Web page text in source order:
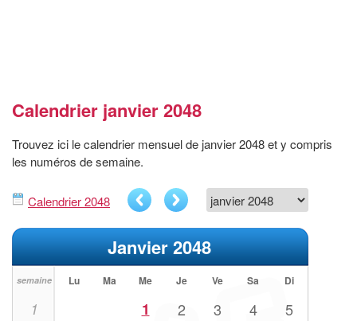
Calendrier janvier 2048
Trouvez ici le calendrier mensuel de janvier 2048 et y compris
les numéros de semaine.
Calendrier 2048
Janvier 2048
semaine Lu Ma Me Je Ve Sa Di
1 1 2 3 4 5